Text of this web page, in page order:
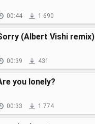
00:44 1 690
(Albert Vishi remix)
00:39 431
you lonely?
00:33 1 774